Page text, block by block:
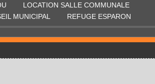
LOCATION SALLE COMMUNALE
MUNICIPAL REFUGE ESPARON